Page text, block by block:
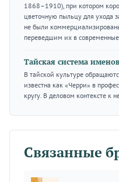
1868–1910), при котором
цветочную пыльцу для ухода
не были
переведшим их в современные
Тайская система
В тайской культуре
известна как «Черри» в
кругу. В деловом контексте к
Связанные